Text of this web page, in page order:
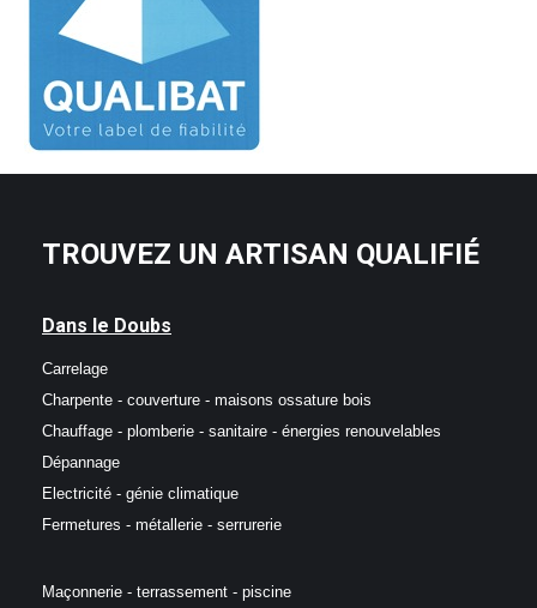
TROUVEZ UN ARTISAN QUALIFIÉ
Dans le Doubs
Carrelage
Charpente - couverture - maisons ossature bois
Chauffage - plomberie - sanitaire - énergies renouvelables
Dépannage
Electricité - génie climatique
Fermetures - métallerie - serrurerie
Maçonnerie - terrassement - piscine